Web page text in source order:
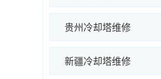
贵州冷却塔维修
新疆冷却塔维修